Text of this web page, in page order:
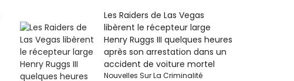
Les Raiders de Las Vegas
libèrent le récepteur large
Henry Ruggs III quelques heures
après son arrestation dans un
accident de voiture mortel
Nouvelles Sur La Criminalité